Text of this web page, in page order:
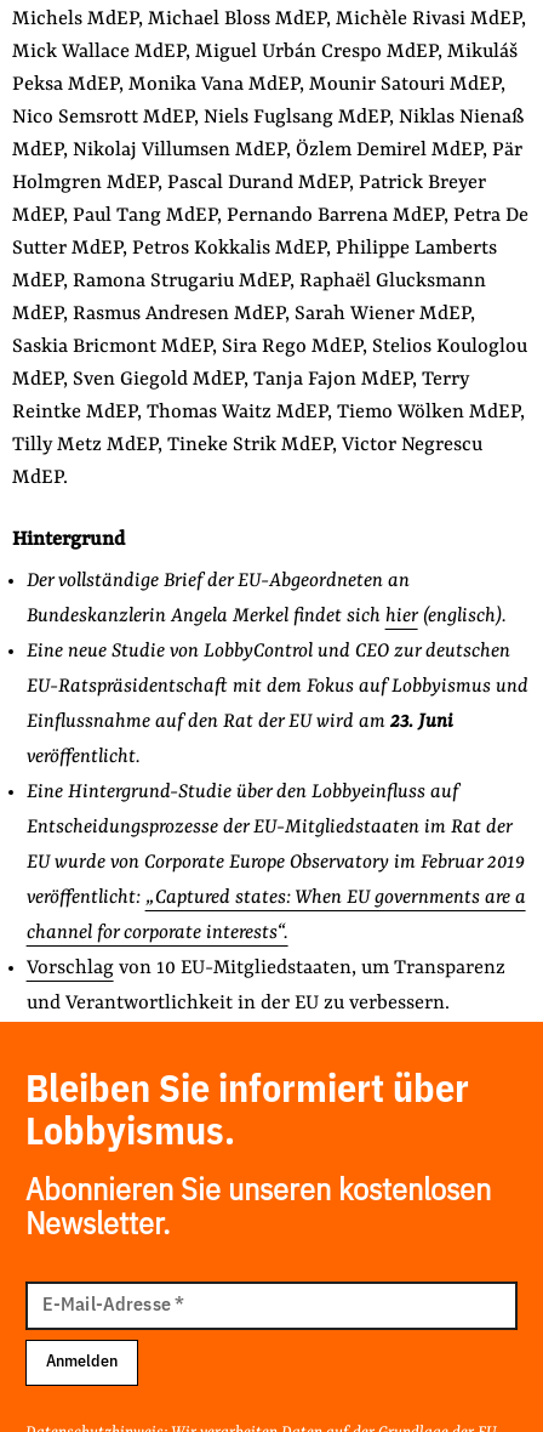
Michels MdEP, Michael Bloss MdEP, Michèle Rivasi MdEP,
Mick Wallace MdEP, Miguel Urbán Crespo MdEP, Mikuláš
Peksa MdEP, Monika Vana MdEP, Mounir Satouri MdEP,
Nico Semsrott MdEP, Niels Fuglsang MdEP, Niklas Nienaß
MdEP, Nikolaj Villumsen MdEP, Özlem Demirel MdEP, Pär
Holmgren MdEP, Pascal Durand MdEP, Patrick Breyer
MdEP, Paul Tang MdEP, Pernando Barrena MdEP, Petra De
Sutter MdEP, Petros Kokkalis MdEP, Philippe Lamberts
MdEP, Ramona Strugariu MdEP, Raphaël Glucksmann
MdEP, Rasmus Andresen MdEP, Sarah Wiener MdEP,
Saskia Bricmont MdEP, Sira Rego MdEP, Stelios Kouloglou
MdEP, Sven Giegold MdEP, Tanja Fajon MdEP, Terry
Reintke MdEP, Thomas Waitz MdEP, Tiemo Wölken MdEP,
Tilly Metz MdEP, Tineke Strik MdEP, Victor Negrescu
MdEP.
Hintergrund
Der vollständige Brief der EU-Abgeordneten an
Bundeskanzlerin Angela Merkel findet sich hier(englisch).
Eine neue Studie von LobbyControl und CEO zur deutschen
EU-Ratspräsidentschaft mit dem Fokus auf Lobbyismus und
Einflussnahme auf den Rat der EU wird am23. Juni
veröffentlicht.
Eine Hintergrund-Studie über den Lobbyeinfluss auf
Entscheidungsprozesse der EU-Mitgliedstaaten im Rat der
EU wurde von Corporate Europe Observatory im Februar 2019
veröffentlicht: „Captured states: When EU governments are a
channel for corporate interests“.
Vorschlagvon 10 EU-Mitgliedstaaten, um Transparenz
und Verantwortlichkeit in der EU zu verbessern.
Bleiben Sie informiert über
Lobbyismus.
Abonnieren Sie unseren kostenlosen
Newsletter.
Mail
Adresse
E-Mail-Adresse*
Anmelden